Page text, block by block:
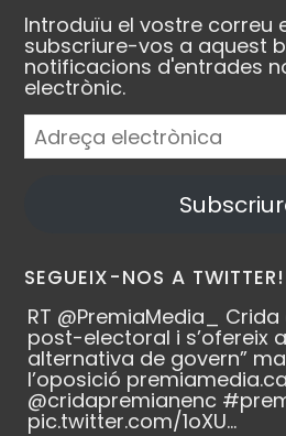
Introduïu el vostre correu
subscriure-vos a aquest
notificacions d'entrades
electrònic.
Adreça
electrònica
SEGUEIX-NOS A TWITTER!
RT @PremiaMedia_ Crida
post-electoral i s’ofereix
alternativa de govern”
l’oposició
@cridapremianenc
pic.twitter.com/1oXU…